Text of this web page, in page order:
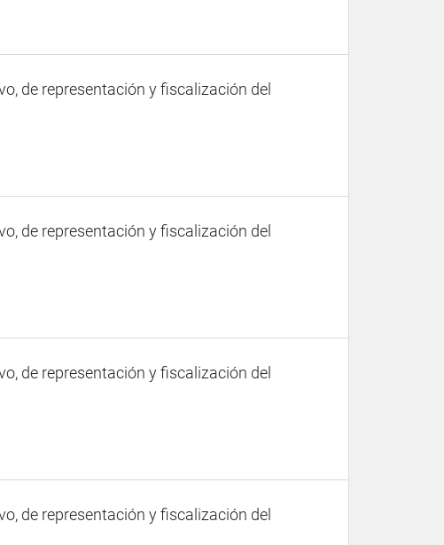
de representación y fiscalización del
de representación y fiscalización del
de representación y fiscalización del
de representación y fiscalización del